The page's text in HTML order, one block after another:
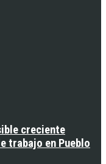
creciente
trabajo en Pueblo